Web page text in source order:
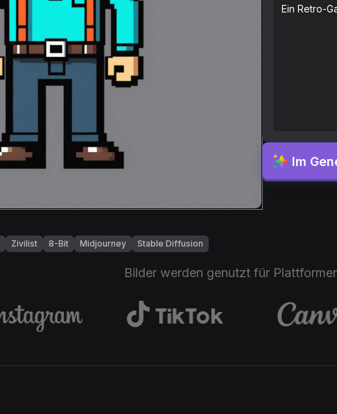
Zivilist 8-Bit Midjourney Stable Diffusion
Ein Retro-
Im
Bilder werden genutzt für